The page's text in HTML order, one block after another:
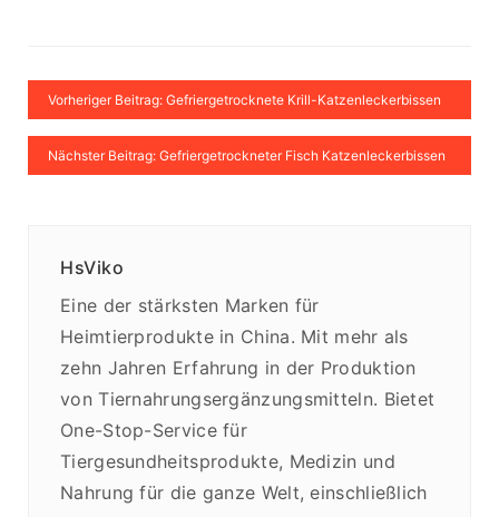
Vorheriger Beitrag: Gefriergetrocknete Krill-Katzenleckerbissen
Nächster Beitrag: Gefriergetrockneter Fisch Katzenleckerbissen
HsViko
Eine der stärksten Marken für
Heimtierprodukte in China. Mit mehr als
zehn Jahren Erfahrung in der Produktion
von Tiernahrungsergänzungsmitteln. Bietet
One-Stop-Service für
Tiergesundheitsprodukte, Medizin und
Nahrung für die ganze Welt, einschließlich